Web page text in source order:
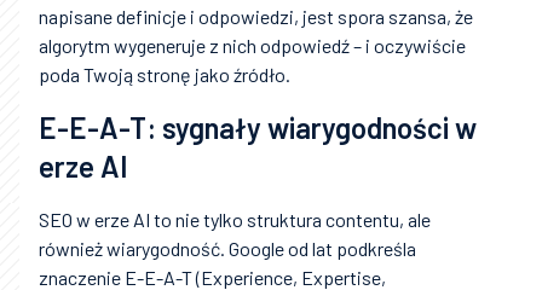
napisane definicje i odpowiedzi, jest spora szansa, że
algorytm wygeneruje z nich odpowiedź – i oczywiście
poda Twoją stronę jako źródło.
E-E-A-T: sygnały wiarygodności w
erze AI
SEO w erze AI to nie tylko struktura contentu, ale
również wiarygodność. Google od lat podkreśla
znaczenie E-E-A-T (Experience, Expertise,